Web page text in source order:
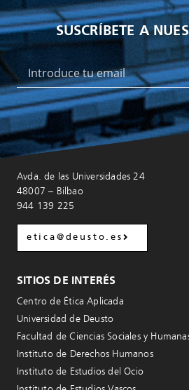
SUSCRÍBETE A
Avda. de las Universidades 24
48007 – Bilbao
944 139 225
etica@deusto.es
SITIOS DE INTERÉS
Centro de Ética Aplicada
Universidad de Deusto
Facultad de Ciencias Sociales y
Instituto de Derechos Humanos
Instituto de Estudios del Ocio